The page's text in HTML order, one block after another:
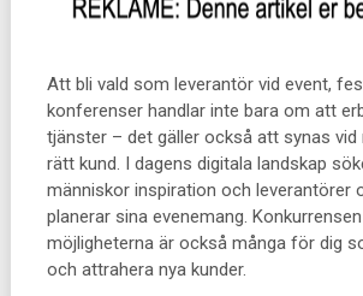
Att bli vald som leverantör vid event,
konferenser handlar inte bara om att
tjänster – det gäller också att synas
rätt kund. I dagens digitala landskap
människor inspiration och leverantörer
planerar sina evenemang.
möjligheterna är också många för dig
och attrahera nya kunder.